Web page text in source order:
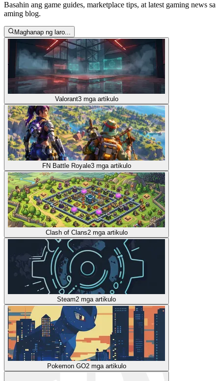
Basahin ang game guides, marketplace tips, at latest gaming news sa
aming blog.
Maghanap ng laro...
Valorant3 mga artikulo
FN Battle Royale3 mga artikulo
Clash of Clans2 mga artikulo
Steam2 mga artikulo
Pokemon GO2 mga artikulo